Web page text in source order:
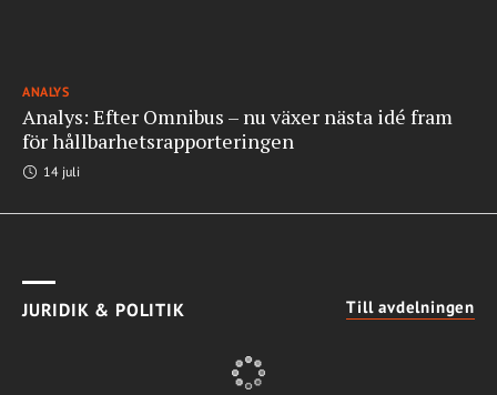
ANALYS
Analys: Efter Omnibus – nu växer nästa idé fram
för hållbarhetsrapporteringen
14 juli
JURIDIK & POLITIK Till avdelningen